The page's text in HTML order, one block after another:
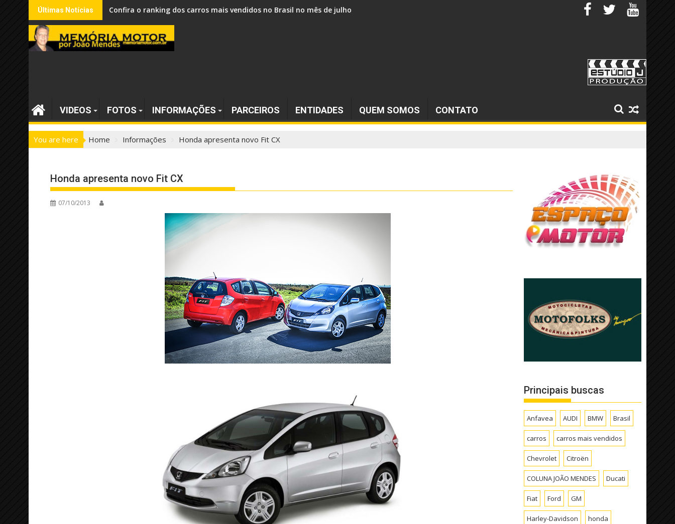
Skip
to
content
Últimas Notícias Confira o ranking dos carros mais vendidos no Brasil no mês de julho
VIDEOS FOTOS INFORMAÇÕES PARCEIROS ENTIDADES QUEM SOMOS CONTATO
You are here Home Informações Honda apresenta novo Fit CX
Honda apresenta novo Fit CX
07/10/2013
Principais buscas
Anfavea AUDI BMW Brasil
carros carros mais vendidos
Chevrolet Citroën
COLUNA JOÃO MENDES Ducati
Fiat Ford GM
Harley-Davidson honda